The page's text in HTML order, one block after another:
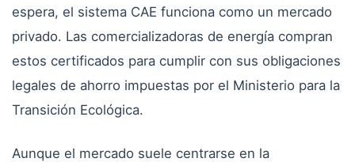
espera, el sistema CAE funciona como un mercado
privado. Las comercializadoras de energía compran
estos certificados para cumplir con sus obligaciones
legales de ahorro impuestas por el Ministerio para la
Transición Ecológica.
Aunque el mercado suele centrarse en la